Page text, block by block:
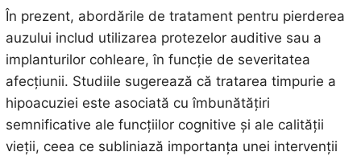
În prezent, abordările de tratament pentru pierderea
auzului includ utilizarea protezelor auditive sau a
implanturilor cohleare, în funcție de severitatea
afecțiunii. Studiile sugerează că tratarea timpurie a
hipoacuziei este asociată cu îmbunătățiri
semnificative ale funcțiilor cognitive și ale calității
vieții, ceea ce subliniază importanța unei intervenții